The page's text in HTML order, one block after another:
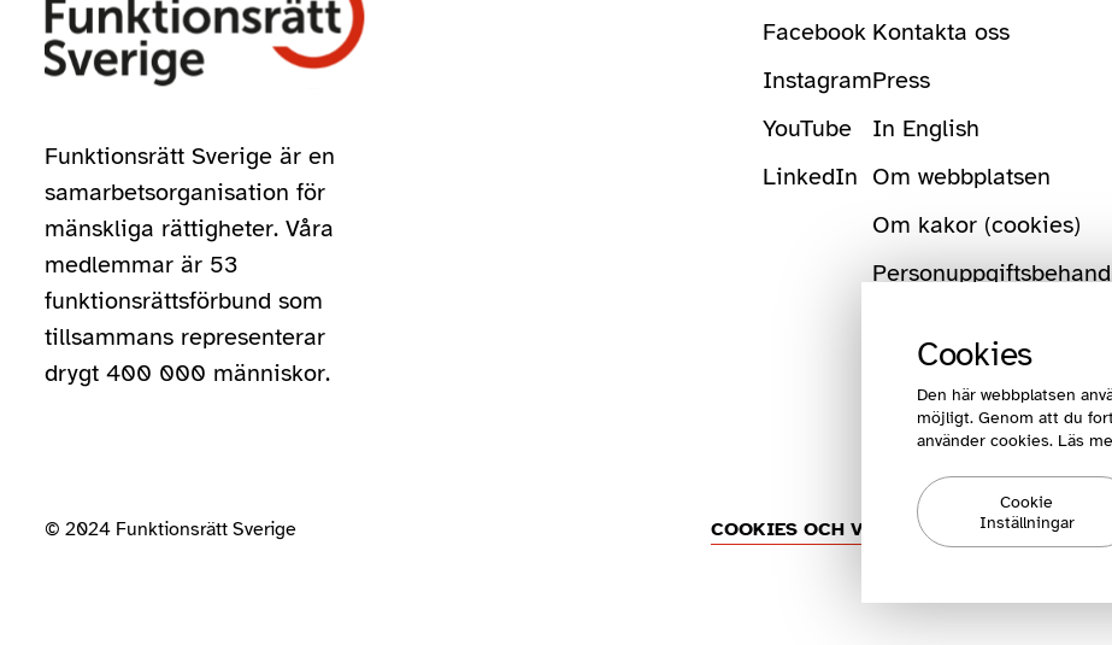
Cookies
Den här webbplatsen
möjligt. Genom att du
använder cookies. Läs
Cookie
Inställningar
Funktionsrätt Sverige är en
samarbetsorganisation för
mänskliga rättigheter. Våra
medlemmar är 53
funktionsrättsförbund som
tillsammans representerar
drygt 400 000 människor.
Facebook
Instagram
YouTube
LinkedIn
Kontakta oss
Press
In English
Om webbplatsen
Om kakor (cookies)
© 2024 Funktionsrätt Sverige COOKIES OCH VILLKOR